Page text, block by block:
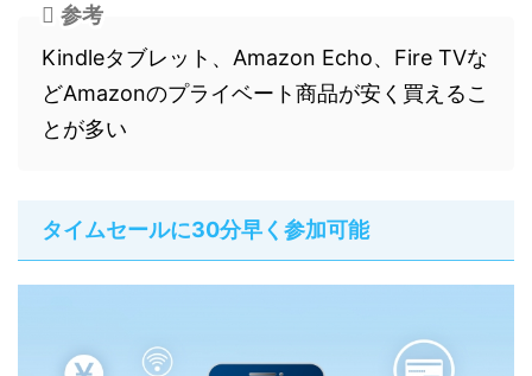
参考
Kindleタブレット、Amazon Echo、Fire TVな
どAmazonのプライベート商品が安く買えるこ
とが多い
タイムセールに30分早く参加可能